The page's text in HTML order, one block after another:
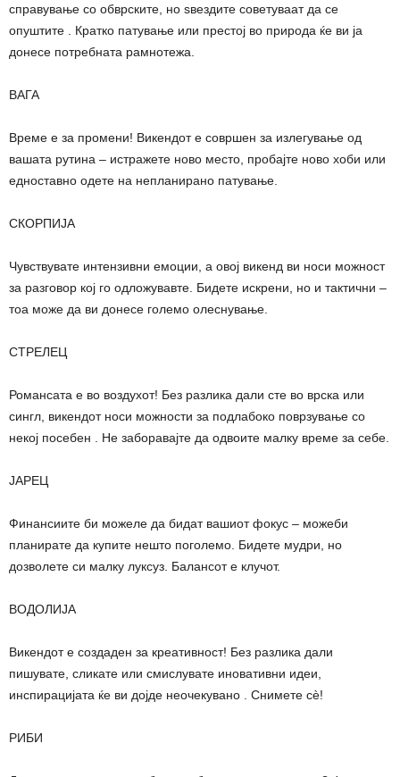
справување со обврските, но ѕвездите советуваат да се
опуштите . Кратко патување или престој во природа ќе ви ја
донесе потребната рамнотежа.
ВАГА
Време е за промени! Викендот е совршен за излегување од
вашата рутина – истражете ново место, пробајте ново хоби или
едноставно одете на непланирано патување.
СКОРПИЈА
Чувствувате интензивни емоции, а овој викенд ви носи можност
за разговор кој го одложувавте. Бидете искрени, но и тактични –
тоа може да ви донесе големо олеснување.
СТРЕЛЕЦ
Романсата е во воздухот! Без разлика дали сте во врска или
сингл, викендот носи можности за подлабоко поврзување со
некој посебен . Не заборавајте да одвоите малку време за себе.
ЈАРЕЦ
Финансиите би можеле да бидат вашиот фокус – можеби
планирате да купите нешто поголемо. Бидете мудри, но
дозволете си малку луксуз. Балансот е клучот.
ВОДОЛИЈА
Викендот е создаден за креативност! Без разлика дали
пишувате, сликате или смислувате иновативни идеи,
инспирацијата ќе ви дојде неочекувано . Снимете сè!
РИБИ